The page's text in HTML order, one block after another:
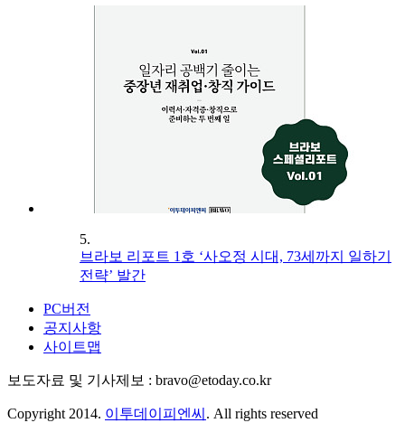
5.
브라보 리포트 1호 ‘사오정 시대, 73세까지 일하기
전략’ 발간
PC버전
공지사항
사이트맵
보도자료 및 기사제보 : bravo@etoday.co.kr
Copyright 2014. 이투데이피엔씨 . All rights reserved